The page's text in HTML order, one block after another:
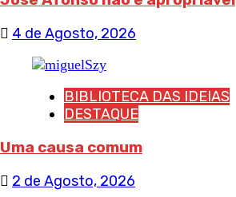
4 de Agosto, 2026
BIBLIOTECA DAS IDEIAS
DESTAQUE
Uma causa comum
2 de Agosto, 2026